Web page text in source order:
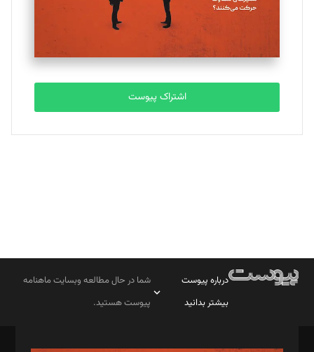
مصطفی مسجدی آرانی
تحریریه
بابک نقاش
تحریریه
اشتراک پیوست
درباره پیوست
بیشتر بدانید
شما در حال مطالعه وبسایت ماهنامه
پیوست هستید.